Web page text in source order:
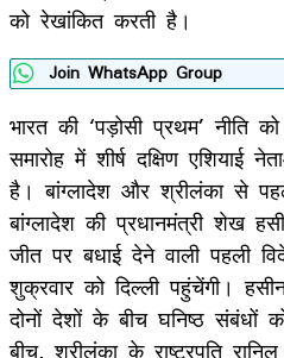
को रेखांकित करती है।
Join WhatsApp Group
भारत की ‘पड़ोसी प्रथम’ नीति
समारोह में शीर्ष दक्षिण एशियाई
है। बांग्लादेश और श्रीलंका से
बांग्लादेश की प्रधानमंत्री शेख
जीत पर बधाई देने वाली पहली
शुक्रवार को दिल्ली पहुंचेंगी।
दोनों देशों के बीच घनिष्ठ संबंधों